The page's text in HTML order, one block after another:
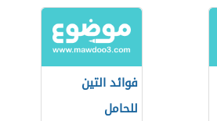
فوائد التين
للحامل